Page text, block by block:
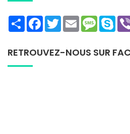
ShareFacebookTwitterEmailMessage
RETROUVEZ-NOUS SUR